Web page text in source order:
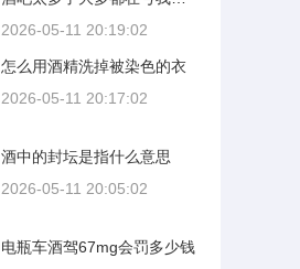
找点有建设性
2026-05-11 20:19:02
怎么用酒精洗掉被染色的衣
2026-05-11 20:17:02
酒中的封坛是指什么意思
2026-05-11 20:05:02
电瓶车酒驾67mg会罚多少钱